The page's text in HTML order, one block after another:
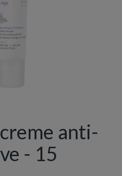
anti-
- 15